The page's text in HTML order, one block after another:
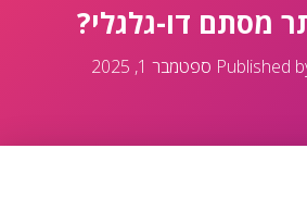
מסתם דו-גלגלי?
Published ספטמבר 1, 2025